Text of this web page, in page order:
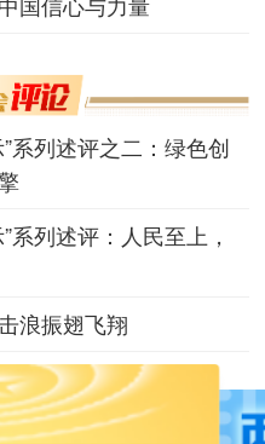
国信心与力量
系列述评之二：绿色创
系列述评：人民至上，
浪振翅飞翔